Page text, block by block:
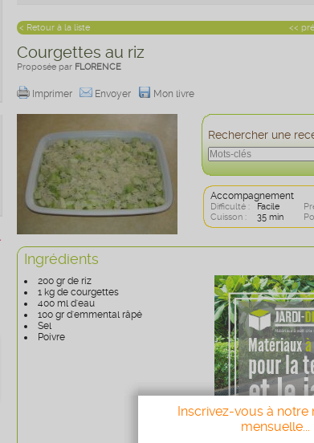
<<
< Retour à la liste
Courgettes au riz
Proposée par FLORENCE
Imprimer Envoyer Mon livre
Rechercher une
Accompagnement
Difficulté : Facile
Cuisson :
35 min
Ingrédients
200 gr de riz
1 kg de courgettes
400 ml d'eau
100 gr d'emmental râpé
Sel
Poivre
Inscrivez-vous à notre
mensuelle...